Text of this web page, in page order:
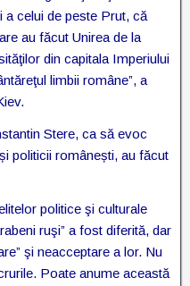
a celui de peste Prut, că
au făcut Unirea de la
din capitala Imperiului
limbii române”, a
Stere, ca să evoc
politicii românești, au făcut
politice şi culturale
ruşi” a fost diferită, dar
şi neacceptare a lor. Nu
Poate anume această